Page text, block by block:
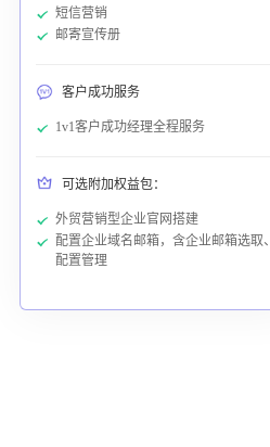
短信营销
邮寄宣传册
客户成功服务
1v1客户成功经理全程服务
可选附加权益包：
外贸营销型企业官网搭建
配置企业域名邮箱，含企业邮箱选取、
配置管理